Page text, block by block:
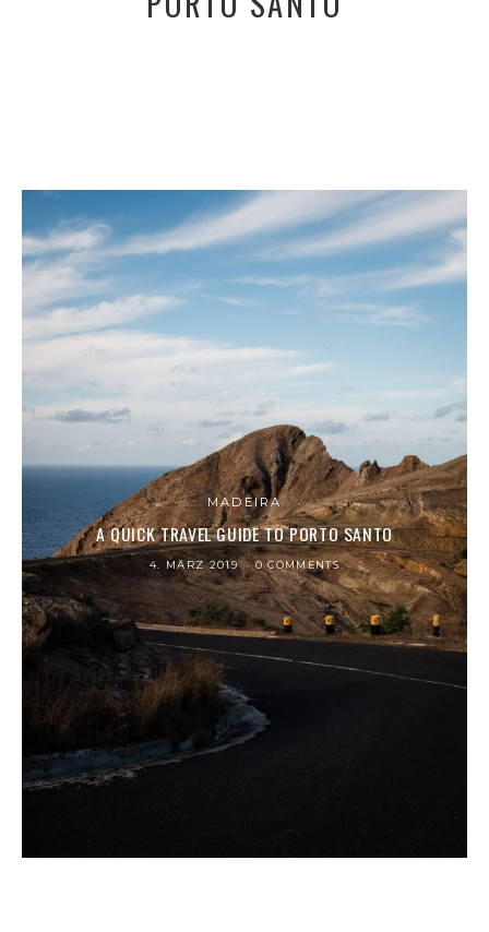
MADEIRA
A QUICK TRAVEL GUIDE TO PORTO SANTO
4. MÄRZ 2019 0 COMMENTS